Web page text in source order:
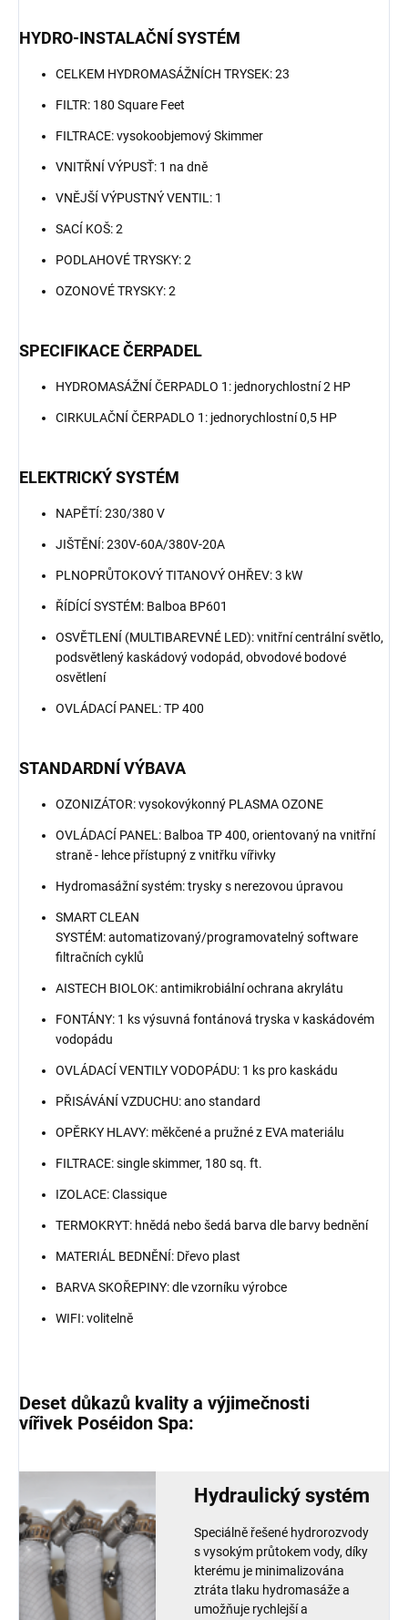
HYDRO-INSTALAČNÍ SYSTÉM
CELKEM HYDROMASÁŽNÍCH TRYSEK: 23
FILTR: 180 Square Feet
FILTRACE: vysokoobjemový Skimmer
VNITŘNÍ VÝPUSŤ: 1 na dně
VNĚJŠÍ VÝPUSTNÝ VENTIL: 1
SACÍ KOŠ: 2
PODLAHOVÉ TRYSKY: 2
OZONOVÉ TRYSKY: 2
SPECIFIKACE ČERPADEL
HYDROMASÁŽNÍ ČERPADLO 1: jednorychlostní 2 HP
CIRKULAČNÍ ČERPADLO 1: jednorychlostní 0,5 HP
ELEKTRICKÝ SYSTÉM
NAPĚTÍ: 230/380 V
JIŠTĚNÍ: 230V-60A/380V-20A
PLNOPRŮTOKOVÝ TITANOVÝ OHŘEV: 3 kW
ŘÍDÍCÍ SYSTÉM: Balboa BP601
OSVĚTLENÍ (MULTIBAREVNÉ LED): vnitřní centrální světlo,
podsvětlený kaskádový vodopád, obvodové bodové
osvětlení
OVLÁDACÍ PANEL: TP 400
STANDARDNÍ VÝBAVA
OZONIZÁTOR: vysokovýkonný PLASMA OZONE
OVLÁDACÍ PANEL: Balboa TP 400, orientovaný na vnitřní
straně - lehce přístupný z vnitřku vířivky
Hydromasážní systém: trysky s nerezovou úpravou
SMART CLEAN
SYSTÉM: automatizovaný/programovatelný software
filtračních cyklů
AISTECH BIOLOK: antimikrobiální ochrana akrylátu
FONTÁNY: 1 ks výsuvná fontánová tryska v kaskádovém
vodopádu
OVLÁDACÍ VENTILY VODOPÁDU: 1 ks pro kaskádu
PŘISÁVÁNÍ VZDUCHU: ano standard
OPĚRKY HLAVY: měkčené a pružné z EVA materiálu
FILTRACE: single skimmer, 180 sq. ft.
IZOLACE: Classique
TERMOKRYT: hnědá nebo šedá barva dle barvy bednění
MATERIÁL BEDNĚNÍ: Dřevo plast
BARVA SKOŘEPINY: dle vzorníku výrobce
WIFI: volitelně
Deset důkazů kvality a výjimečnosti
vířivek Poséidon Spa:
Hydraulický systém
Speciálně řešené hydrorozvody
s vysokým průtokem vody, díky
kterému je minimalizována
ztráta tlaku hydromasáže a
umožňuje rychlejší a